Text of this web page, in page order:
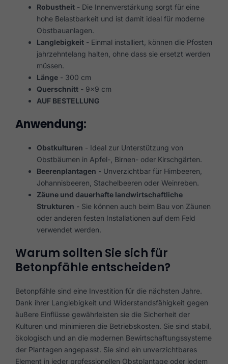
Robustheit - Die Innenverstärkung sorgt für eine
hohe Belastbarkeit und ist damit ideal für moderne
Obstbauanlagen.
Langlebigkeit - Einmal installiert, können die Pfosten
jahrzehntelang halten, ohne dass sie ersetzt werden
müssen.
Länge - 300 cm
Querschnitt - 9×9 cm
AUF BESTELLUNG
Anwendung:
Obstkulturen - Ideal zur Unterstützung von
Obstbäumen in Apfel-, Birnen- oder Kirschgärten.
Beerenplantagen - Unverzichtbar für Himbeeren,
Johannisbeeren, Stachelbeeren oder Weinreben.
Zäune und dauerhafte landwirtschaftliche
Strukturen - Sie können auch beim Bau von Zäunen
oder anderen festen Installationen auf dem Feld
verwendet werden.
Warum sollten Sie sich für
Betonpfähle entscheiden?
Betonpfähle sind eine Investition für die nächsten Jahre.
Dank ihrer Langlebigkeit und Widerstandsfähigkeit gegen
äußere Einflüsse gewährleisten sie die Sicherheit der
Kulturen und minimieren die Betriebskosten. Sie sind stabil,
ökologisch und an die modernen Bewirtschaftungssysteme
der Plantagen angepasst. Sie sind ein unverzichtbares
Element in jeder professionellen Obstplantage oder jedem